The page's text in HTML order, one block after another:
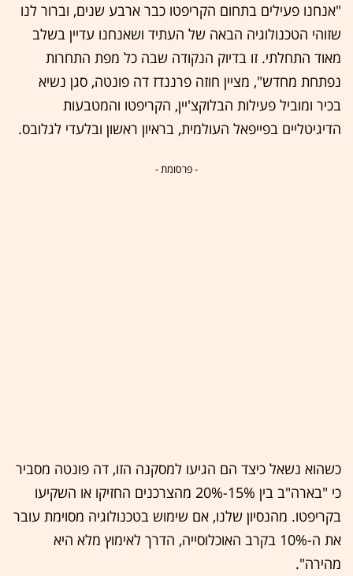
"אנחנו פעילים בתחום הקריפטו כבר ארבע שנים, וברור לנו
שזוהי הטכנולוגיה הבאה של העתיד ושאנחנו עדיין בשלב
מאוד התחלתי. זו בדיוק הנקודה שבה כל מפת התחרות
נפתחת מחדש", מציין חוזה פרננדז דה פונטה, סגן נשיא
בכיר ומוביל פעילות הבלוקצ'יין, הקריפטו והמטבעות
הדיגיטליים בפייפאל העולמית, בראיון ראשון ובלעדי לגלובס.
- פרסומת -
כשהוא נשאל כיצד הם הגיעו למסקנה הזו, דה פונטה מסביר
כי "בארה"ב בין 15%-20% מהצרכנים החזיקו או השקיעו
בקריפטו. מהנסיון שלנו, אם שימוש בטכנולוגיה מסוימת עובר
את ה-10% בקרב האוכלוסייה, הדרך לאימוץ מלא היא
מהירה".